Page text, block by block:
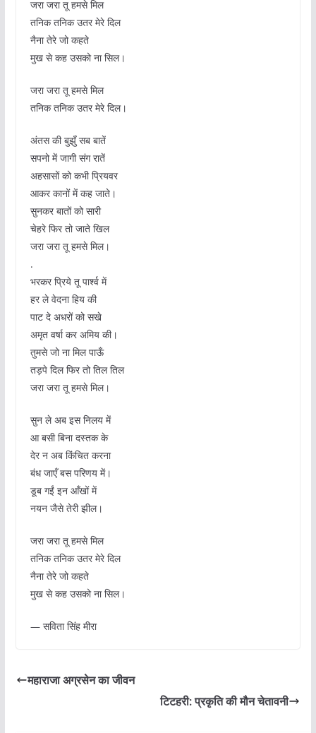
जरा जरा तू हमसे मिल
तनिक तनिक उतर मेरे दिल
नैना तेरे जो कहते
मुख से कह उसको ना सिल।
जरा जरा तू हमसे मिल
तनिक तनिक उतर मेरे दिल।
अंतस की बुझुँ सब बातें
सपनो में जागी संग रातें
अहसासों को कभी प्रियवर
आकर कानों में कह जाते।
सुनकर बातों को सारी
चेहरे फिर तो जाते खिल
जरा जरा तू हमसे मिल।
.
भरकर प्रिये तू पार्श्व में
हर ले वेदना हिय की
पाट दे अधरों को सखे
अमृत वर्षा कर अमिय की।
तुमसे जो ना मिल पाऊँ
तड़पे दिल फिर तो तिल तिल
जरा जरा तू हमसे मिल।
सुन ले अब इस निलय में
आ बसी बिना दस्तक के
देर न अब किंचित करना
बंध जाएँ बस परिणय में।
डूब गईं इन आँखों में
नयन जैसे तेरी झील।
जरा जरा तू हमसे मिल
तनिक तनिक उतर मेरे दिल
नैना तेरे जो कहते
मुख से कह उसको ना सिल।
— सविता सिंह मीरा
महाराजा अग्रसेन का जीवन
टिटहरी: प्रकृति की मौन चेतावनी